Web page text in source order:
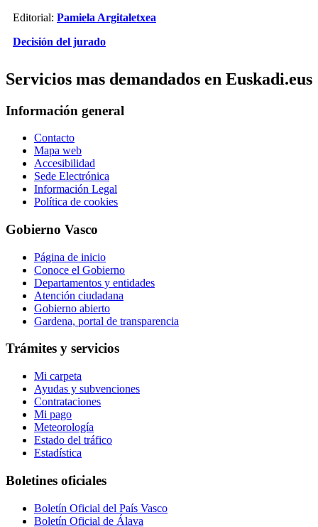
Editorial: Pamiela Argitaletxea
Decisión del jurado
Servicios mas demandados en Euskadi.eus
Información general
Contacto
Mapa web
Accesibilidad
Sede Electrónica
Información Legal
Política de cookies
Gobierno Vasco
Página de inicio
Conoce el Gobierno
Departamentos y entidades
Atención ciudadana
Gobierno abierto
Gardena, portal de transparencia
Trámites y servicios
Mi carpeta
Ayudas y subvenciones
Contrataciones
Mi pago
Meteorología
Estado del tráfico
Estadística
Boletines oficiales
Boletín Oficial del País Vasco
Boletín Oficial de Álava